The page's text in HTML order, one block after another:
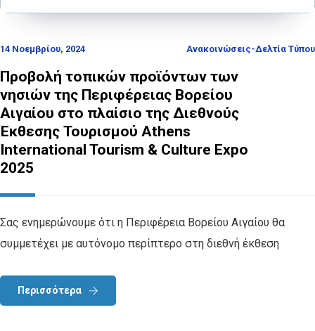
14 Νοεμβρίου, 2024 Ανακοινώσεις-Δελτία Τύπου
Προβολή τοπικών προϊόντων των
νησιών της Περιφέρειας Βορείου
Αιγαίου στο πλαίσιο της Διεθνούς
Έκθεσης Τουρισμού Athens
International Tourism & Culture Expo
2025
Σας ενημερώνουμε ότι η Περιφέρεια Βορείου Αιγαίου θα
συμμετέχει με αυτόνομο περίπτερο στη διεθνή έκθεση
Περισσότερα